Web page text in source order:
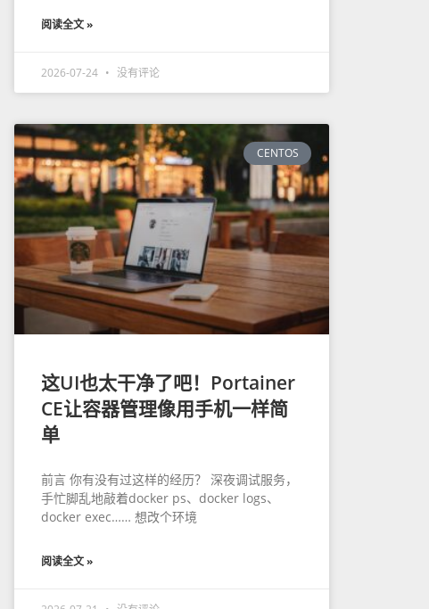
阅读全文 »
2026-07-24 没有评论
CENTOS
这UI也太干净了吧！Portainer
CE让容器管理像用手机一样简
单
前言 你有没有过这样的经历？ 深夜调试服务，
手忙脚乱地敲着docker ps、docker logs、
docker exec…… 想改个环境
阅读全文 »